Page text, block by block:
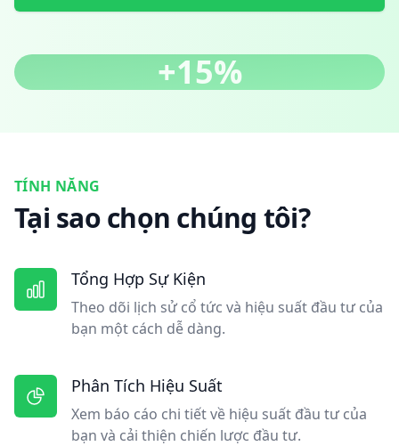
+15%
TÍNH NĂNG
Tại sao chọn chúng tôi?
Tổng Hợp Sự Kiện
Theo dõi lịch sử cổ tức và hiệu suất đầu tư của
bạn một cách dễ dàng.
Phân Tích Hiệu Suất
Xem báo cáo chi tiết về hiệu suất đầu tư của
bạn và cải thiện chiến lược đầu tư.